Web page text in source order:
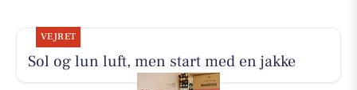
VEJRET
Sol og lun luft, men start med en jakke